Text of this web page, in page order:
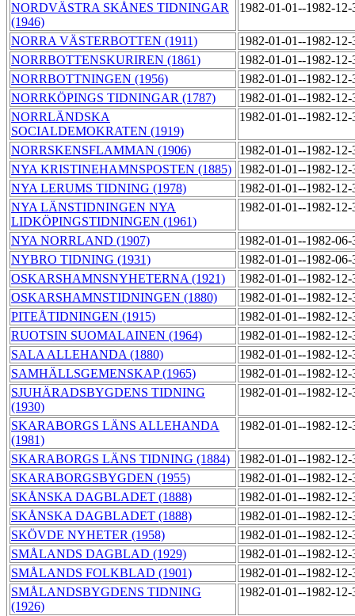
NORDVÄSTRA SKÅNES TIDNINGAR
(1946)
1982-01-01--1982-
NORRA VÄSTERBOTTEN (1911)
1982-01-01--1982-
NORRBOTTENSKURIREN (1861)
1982-01-01--1982-
NORRBOTTNINGEN (1956)
1982-01-01--1982-
NORRKÖPINGS TIDNINGAR (1787)
1982-01-01--1982-
NORRLÄNDSKA
SOCIALDEMOKRATEN (1919)
1982-01-01--1982-
NORRSKENSFLAMMAN (1906)
1982-01-01--1982-
NYA KRISTINEHAMNSPOSTEN (1885)
1982-01-01--1982-
NYA LERUMS TIDNING (1978)
1982-01-01--1982-
NYA LÄNSTIDNINGEN NYA
LIDKÖPINGSTIDNINGEN (1961)
1982-01-01--1982-
NYA NORRLAND (1907)
1982-01-01--1982-
NYBRO TIDNING (1931)
1982-01-01--1982-
OSKARSHAMNSNYHETERNA (1921)
1982-01-01--1982-
OSKARSHAMNSTIDNINGEN (1880)
1982-01-01--1982-
PITEÅTIDNINGEN (1915)
1982-01-01--1982-
RUOTSIN SUOMALAINEN (1964)
1982-01-01--1982-
SALA ALLEHANDA (1880)
1982-01-01--1982-
SAMHÄLLSGEMENSKAP (1965)
1982-01-01--1982-
SJUHÄRADSBYGDENS TIDNING
(1930)
1982-01-01--1982-
SKARABORGS LÄNS ALLEHANDA
(1981)
1982-01-01--1982-
SKARABORGS LÄNS TIDNING (1884)
1982-01-01--1982-
SKARABORGSBYGDEN (1955)
1982-01-01--1982-
SKÅNSKA DAGBLADET (1888)
1982-01-01--1982-
SKÅNSKA DAGBLADET (1888)
1982-01-01--1982-
SKÖVDE NYHETER (1958)
1982-01-01--1982-
SMÅLANDS DAGBLAD (1929)
1982-01-01--1982-
SMÅLANDS FOLKBLAD (1901)
1982-01-01--1982-
SMÅLANDSBYGDENS TIDNING
(1926)
1982-01-01--1982-